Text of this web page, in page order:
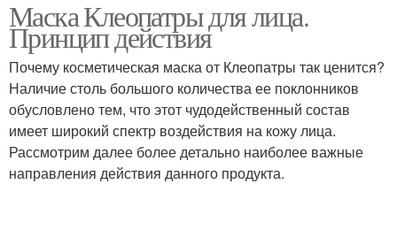
Маска Клеопатры для лица.
Принцип действия
Почему косметическая маска от Клеопатры так ценится?
Наличие столь большого количества ее поклонников
обусловлено тем, что этот чудодейственный состав
имеет широкий спектр воздействия на кожу лица.
Рассмотрим далее более детально наиболее важные
направления действия данного продукта.